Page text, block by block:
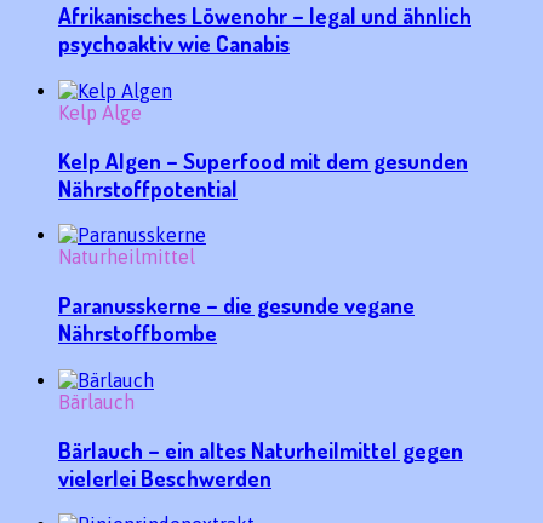
Afrikanisches Löwenohr – legal und ähnlich
psychoaktiv wie Canabis
Kelp Alge
Kelp Algen – Superfood mit dem gesunden
Nährstoffpotential
Naturheilmittel
Paranusskerne – die gesunde vegane
Nährstoffbombe
Bärlauch
Bärlauch – ein altes Naturheilmittel gegen
vielerlei Beschwerden